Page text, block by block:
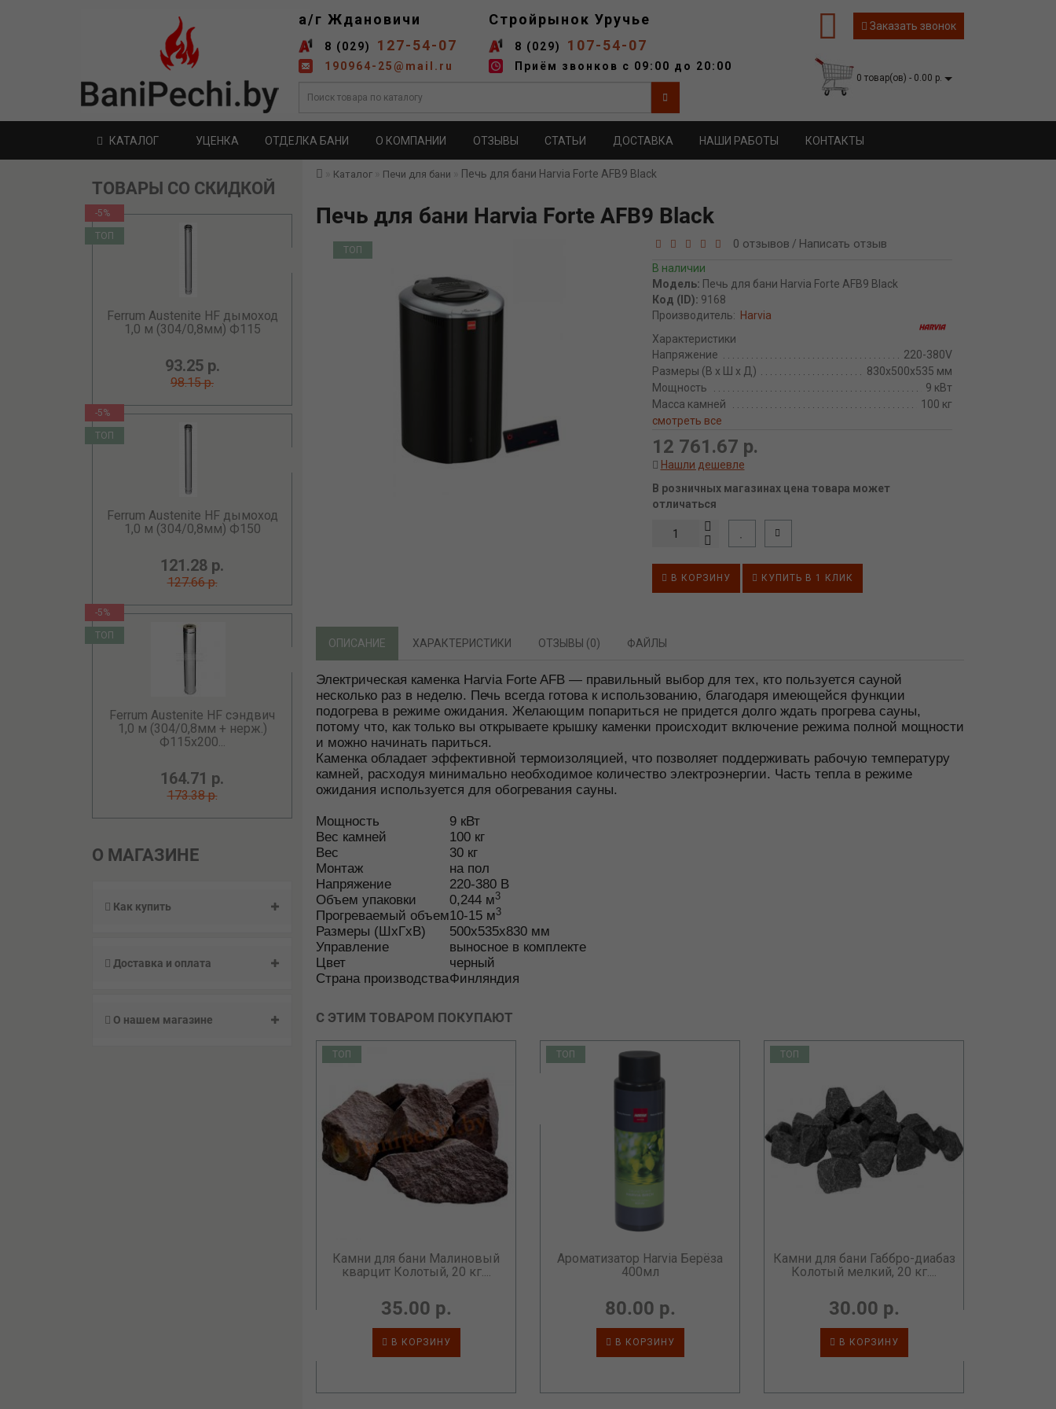
а/г Ждановичи
8 (029) 127-54-07
190964-25@mail.ru
Стройрынок Уручье
8 (029) 107-54-07
Приём звонков с 09:00 до 20:00
Заказать звонок
0 товар(ов) - 0.00 р.
КАТАЛОГ УЦЕНКА ОТДЕЛКА БАНИ О КОМПАНИИ ОТЗЫВЫ СТАТЬИ ДОСТАВКА НАШИ РАБОТЫ КОНТАКТЫ
ТОВАРЫ СО СКИДКОЙ
-5%
ТОП
Ferrum Austenite HF дымоход
1,0 м (304/0,8мм) Ф115
93.25 р.
98.15 р.
-5%
ТОП
Ferrum Austenite HF дымоход
1,0 м (304/0,8мм) Ф150
121.28 р.
127.66 р.
-5%
ТОП
Ferrum Austenite HF сэндвич
1,0 м (304/0,8мм + нерж.)
Ф115х200...
164.71 р.
173.38 р.
О МАГАЗИНЕ
Как купить
Доставка и оплата
О нашем магазине
Каталог Печи для бани Печь для бани Harvia Forte AFB9 Black
Печь для бани Harvia Forte AFB9 Black
ТОП 0 отзывов / Написать отзыв
В наличии
Модель: Печь для бани Harvia Forte AFB9 Black
Код (ID): 9168
Производитель: Harvia
Характеристики
Напряжение
220-380V
Размеры (В х Ш х Д)
830х500х535 мм
Мощность
9 кВт
Масса камней
100 кг
смотреть все
12 761.67 р.
Нашли дешевле
В розничных магазинах цена товара может
отличаться
В КОРЗИНУ КУПИТЬ В 1 КЛИК
ОПИСАНИЕ ХАРАКТЕРИСТИКИ ОТЗЫВЫ (0) ФАЙЛЫ
Электрическая каменка Harvia Forte AFB — правильный выбор для тех, кто пользуется сауной
несколько раз в неделю. Печь всегда готова к использованию, благодаря имеющейся функции
подогрева в режиме ожидания. Желающим попариться не придется долго ждать прогрева сауны,
потому что, как только вы открываете крышку каменки происходит включение режима полной мощности
и можно начинать париться.
Каменка обладает эффективной термоизоляцией, что позволяет поддерживать рабочую температуру
камней, расходуя минимально необходимое количество электроэнергии. Часть тепла в режиме
ожидания используется для обогревания сауны.
Мощность 9 кВт
Вес камней
100 кг
Вес
30 кг
Монтаж
на пол
Напряжение
220-380 В
Объем упаковки
0,244 м3
Прогреваемый объем10-15 м3
Размеры (ШхГхВ) 500x535x830 мм
Управление
выносное в комплекте
Цвет
черный
Страна производстваФинляндия
С ЭТИМ ТОВАРОМ ПОКУПАЮТ
ТОП
Камни для бани Малиновый
кварцит Колотый, 20 кг....
35.00 р.
В КОРЗИНУ
ТОП
Ароматизатор Harvia Берёза
400мл
80.00 р.
В КОРЗИНУ
ТОП
Камни для бани Габбро-диабаз
Колотый мелкий, 20 кг....
30.00 р.
В КОРЗИНУ